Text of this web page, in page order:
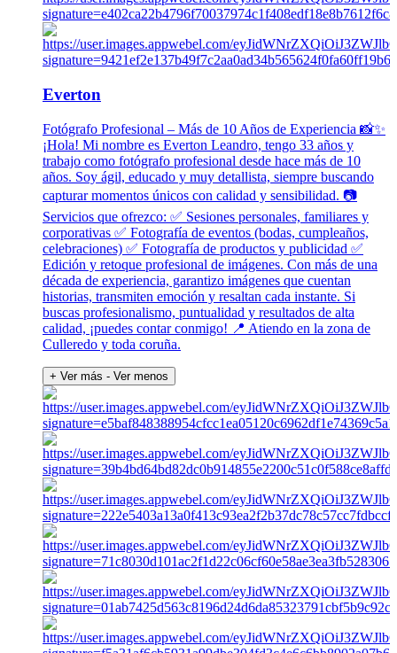
Everton
Fotógrafo Profesional – Más de 10 Años de Experiencia 📸✨
¡Hola! Mi nombre es Everton Leandro, tengo 33 años y
trabajo como fotógrafo profesional desde hace más de 10
años. Soy ágil, educado y muy detallista, siempre buscando
capturar momentos únicos con calidad y sensibilidad. 📷
Servicios que ofrezco: ✅ Sesiones personales, familiares y
corporativas ✅ Fotografía de eventos (bodas, cumpleaños,
celebraciones) ✅ Fotografía de productos y publicidad ✅
Edición y retoque profesional de imágenes. Con más de una
década de experiencia, garantizo imágenes que cuentan
historias, transmiten emoción y resaltan cada instante. Si
buscas profesionalismo, puntualidad y resultados de alta
calidad, ¡puedes contar conmigo! 📍 Atiendo en la zona de
Culleredo y toda coruña.
+ Ver más - Ver menos